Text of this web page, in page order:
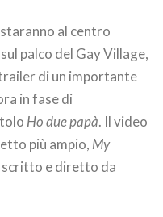
al centro
palco del Gay Village,
di un importante
in fase di
Ho due papà. Il video
più ampio, My
scritto e diretto da